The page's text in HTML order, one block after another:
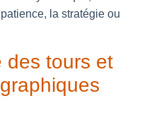
la stratégie ou
des tours et